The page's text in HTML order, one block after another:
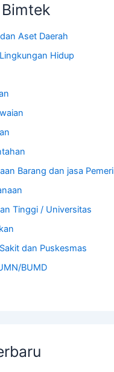
Aset Daerah
Hidup
Barang dan jasa
Tinggi / Universitas
dan Puskesmas
BUMD